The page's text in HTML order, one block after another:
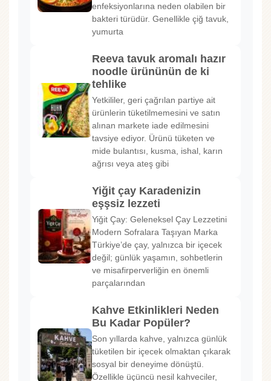
enfeksiyonlarına neden olabilen bir
bakteri türüdür. Genellikle çiğ tavuk,
yumurta
Reeva tavuk aromalı hazır
noodle ürününün de ki
tehlike
Yetkililer, geri çağrılan partiye ait
ürünlerin tüketilmemesini ve satın
alınan markete iade edilmesini
tavsiye ediyor. Ürünü tüketen ve
mide bulantısı, kusma, ishal, karın
ağrısı veya ateş gibi
Yiğit çay Karadenizin
eşşsiz lezzeti
Yiğit Çay: Geleneksel Çay Lezzetini
Modern Sofralara Taşıyan Marka
Türkiye’de çay, yalnızca bir içecek
değil; günlük yaşamın, sohbetlerin
ve misafirperverliğin en önemli
parçalarından
Kahve Etkinlikleri Neden
Bu Kadar Popüler?
Son yıllarda kahve, yalnızca günlük
tüketilen bir içecek olmaktan çıkarak
sosyal bir deneyime dönüştü.
Özellikle üçüncü nesil kahveciler,